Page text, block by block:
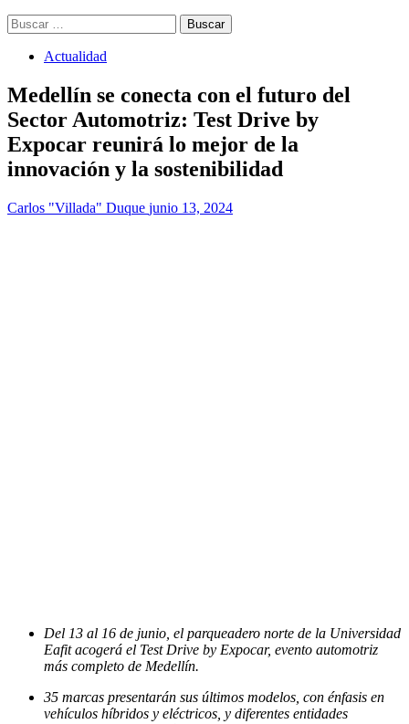
Buscar:
Actualidad
Medellín se conecta con el futuro del
Sector Automotriz: Test Drive by
Expocar reunirá lo mejor de la
innovación y la sostenibilidad
Carlos "Villada" Duque junio 13, 2024
Del 13 al 16 de junio, el parqueadero norte de la Universidad
Eafit acogerá el Test Drive by Expocar, evento automotriz
más completo de Medellín.
35 marcas presentarán sus últimos modelos, con énfasis en
vehículos híbridos y eléctricos, y diferentes entidades